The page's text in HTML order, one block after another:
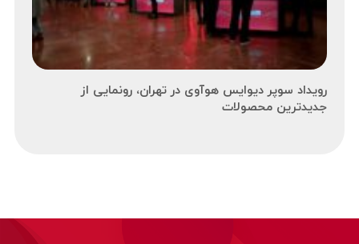
رویداد سوپر دیوایس هوآوی در تهران، رونمایی از
جدیدترین محصولات